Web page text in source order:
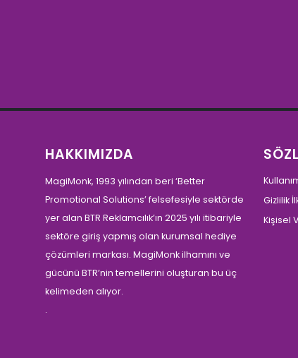
HAKKIMIZDA
MagiMonk, 1993 yılından beri ‘Better
Promotional Solutions’ felsefesiyle sektörde
yer alan BTR Reklamcılık’ın 2025 yılı itibariyle
sektöre giriş yapmış olan kurumsal hediye
çözümleri markası. MagiMonk ilhamını ve
gücünü BTR’nin temellerini oluşturan bu üç
kelimeden alıyor.
.
Gizlilik
Kişisel